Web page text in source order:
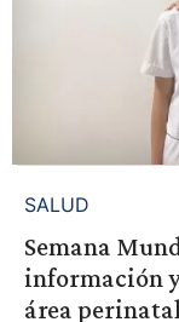
SALUD
Semana
información
área